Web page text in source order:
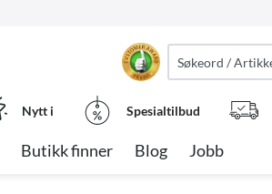
Nytt i Spesialtilbud
Butikk finner Blog Jobb